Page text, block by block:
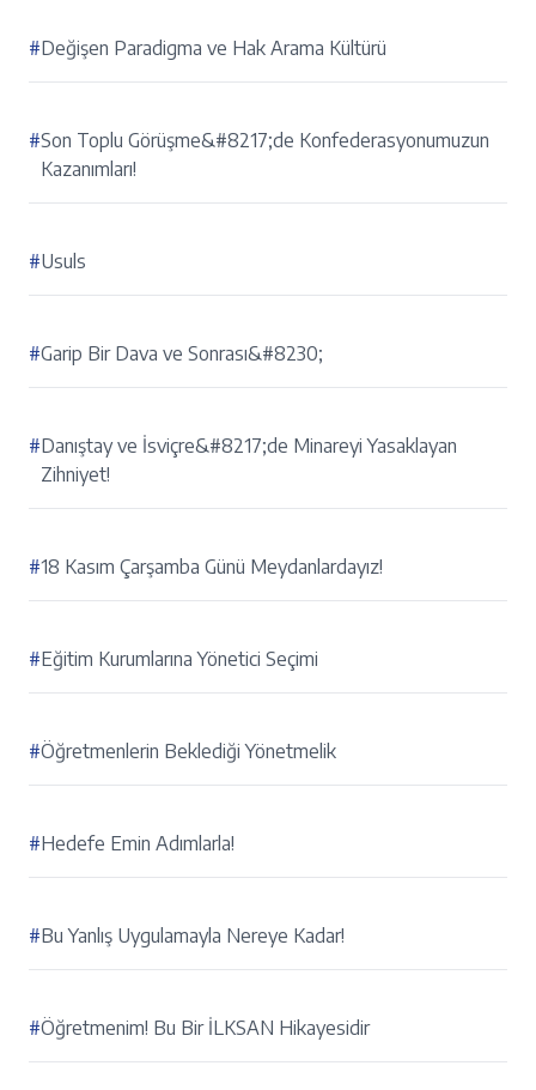
#Değişen Paradigma ve Hak Arama Kültürü
#Son Toplu Görüşme&#8217;de Konfederasyonumuzun
Kazanımları!
#Usuls
#Garip Bir Dava ve Sonrası&#8230;
#Danıştay ve İsviçre&#8217;de Minareyi Yasaklayan
Zihniyet!
#18 Kasım Çarşamba Günü Meydanlardayız!
#Eğitim Kurumlarına Yönetici Seçimi
#Öğretmenlerin Beklediği Yönetmelik
#Hedefe Emin Adımlarla!
#Bu Yanlış Uygulamayla Nereye Kadar!
#Öğretmenim! Bu Bir İLKSAN Hikayesidir